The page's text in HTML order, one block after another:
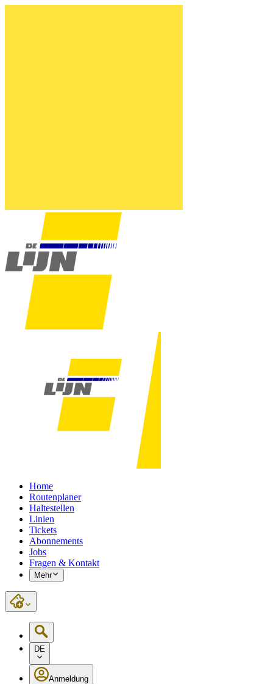
Home
Routenplaner
Haltestellen
Linien
Tickets
Abonnements
Jobs
Fragen & Kontakt
Mehr
DE
Anmeldung